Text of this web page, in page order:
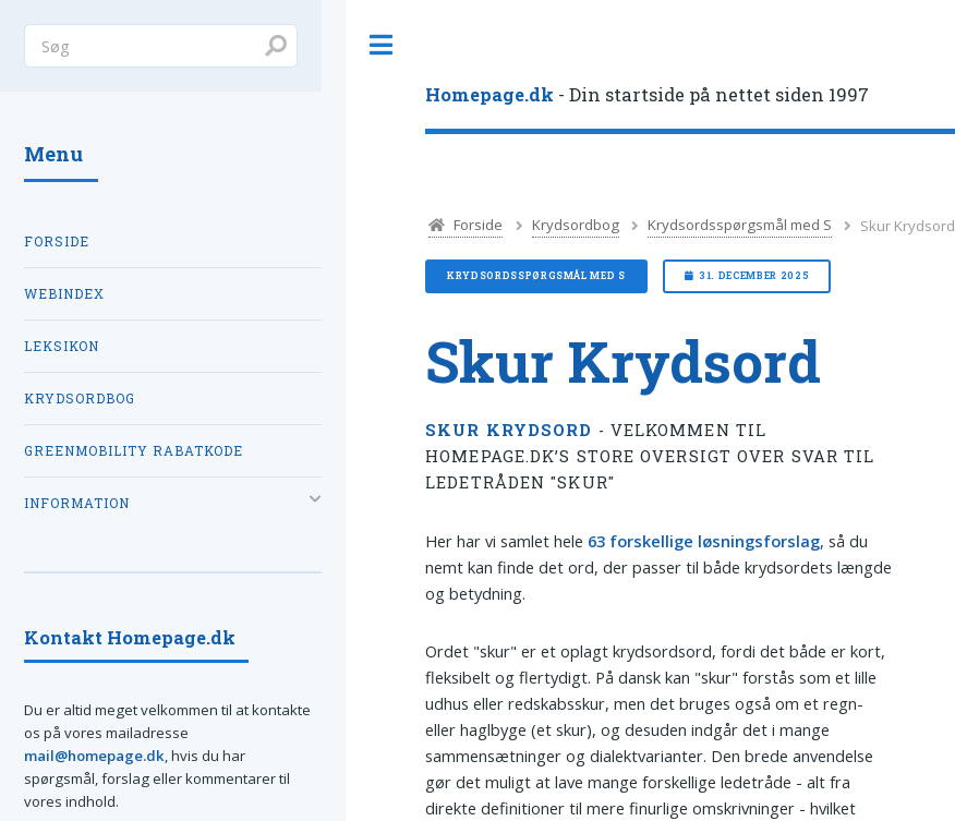
Homepage.dk - Din startside på nettet siden 1997
Forside Krydsordbog Krydsordsspørgsmål med S Skur Krydsord
KRYDSORDSSPØRGSMÅL MED S 31. DECEMBER 2025
Skur Krydsord
SKUR KRYDSORD - VELKOMMEN TIL
HOMEPAGE.DK’S STORE OVERSIGT OVER SVAR TIL
LEDETRÅDEN "SKUR"
Her har vi samlet hele 63 forskellige løsningsforslag, så du
nemt kan finde det ord, der passer til både krydsordets længde
og betydning.
Ordet "skur" er et oplagt krydsordsord, fordi det både er kort,
fleksibelt og flertydigt. På dansk kan "skur" forstås som et lille
udhus eller redskabsskur, men det bruges også om et regn-
eller haglbyge (et skur), og desuden indgår det i mange
sammensætninger og dialektvarianter. Den brede anvendelse
gør det muligt at lave mange forskellige ledetråde - alt fra
direkte definitioner til mere finurlige omskrivninger - hvilket
Menu
FORSIDE
WEBINDEX
LEKSIKON
KRYDSORDBOG
GREENMOBILITY RABATKODE
INFORMATION
Kontakt Homepage.dk
Du er altid meget velkommen til at kontakte
os på vores mailadresse
mail@homepage.dk, hvis du har
spørgsmål, forslag eller kommentarer til
vores indhold.